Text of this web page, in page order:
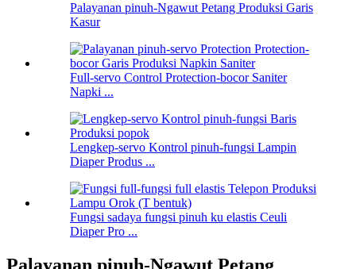
Palayanan pinuh-Ngawut Petang Produksi Garis
Kasur
Full-servo Control Protection-bocor Saniter
Napki ...
Lengkep-servo Kontrol pinuh-fungsi Lampin
Diaper Produs ...
Fungsi sadaya fungsi pinuh ku elastis Ceuli
Diaper Pro ...